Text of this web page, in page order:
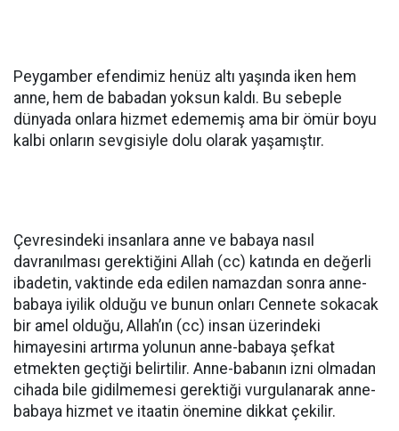
Peygamber efendimiz henüz altı yaşında iken hem
anne, hem de babadan yoksun kaldı. Bu sebeple
dünyada onlara hizmet edememiş ama bir ömür boyu
kalbi onların sevgisiyle dolu olarak yaşamıştır.
Çevresindeki insanlara anne ve babaya nasıl
davranılması gerektiğini Allah (cc) katında en değerli
ibadetin, vaktinde eda edilen namazdan sonra anne-
babaya iyilik olduğu ve bunun onları Cennete sokacak
bir amel olduğu, Allah’ın (cc) insan üzerindeki
himayesini artırma yolunun anne-babaya şefkat
etmekten geçtiği belirtilir. Anne-babanın izni olmadan
cihada bile gidilmemesi gerektiği vurgulanarak anne-
babaya hizmet ve itaatin önemine dikkat çekilir.